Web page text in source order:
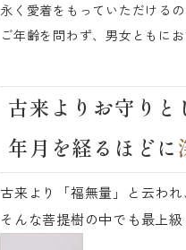
永く愛着をもっていただける
ご年齢を問わず、男女ともに
古来よりお守りと
年月を経るほどに
古来より「福無量」と云わ
そんな菩提樹の中でも最上